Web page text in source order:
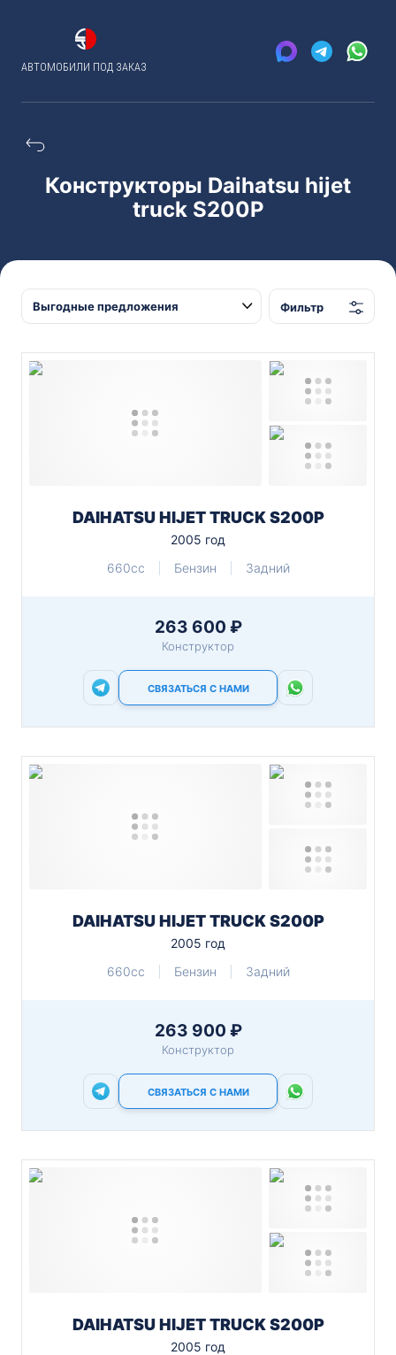
АВТОМОБИЛИ ПОД ЗАКАЗ
Конструкторы Daihatsu hijet
truck S200P
Фильтр
DAIHATSU HIJET TRUCK S200P
2005 год
660cc
Бензин Задний
263 600 ₽
Конструктор
СВЯЗАТЬСЯ С НАМИ
DAIHATSU HIJET TRUCK S200P
2005 год
660cc
Бензин Задний
263 900 ₽
Конструктор
СВЯЗАТЬСЯ С НАМИ
DAIHATSU HIJET TRUCK S200P
2005 год